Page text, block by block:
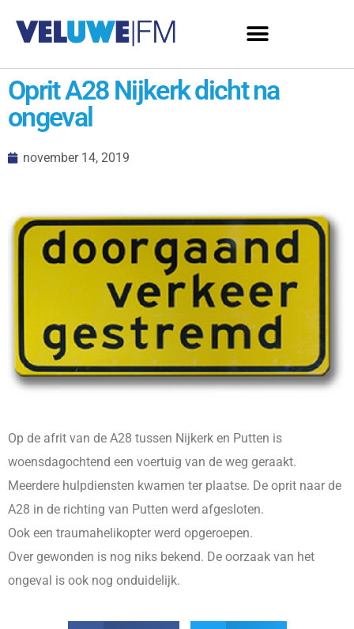
Oprit A28 Nijkerk dicht na
ongeval
november 14, 2019
Op de afrit van de A28 tussen Nijkerk en Putten is
woensdagochtend een voertuig van de weg geraakt.
Meerdere hulpdiensten kwamen ter plaatse. De oprit naar de
A28 in de richting van Putten werd afgesloten.
Ook een traumahelikopter werd opgeroepen.
Over gewonden is nog niks bekend. De oorzaak van het
ongeval is ook nog onduidelijk.